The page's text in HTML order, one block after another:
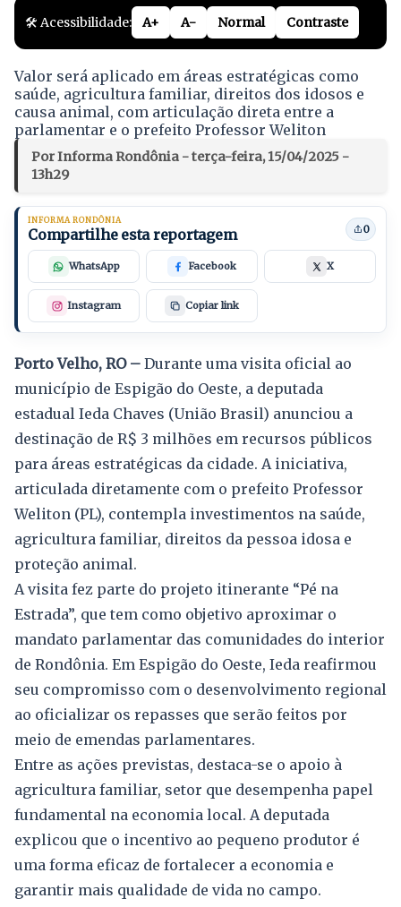
🛠️ Acessibilidade: A+ A- Normal Contraste
Valor será aplicado em áreas estratégicas como
saúde, agricultura familiar, direitos dos idosos e
causa animal, com articulação direta entre a
parlamentar e o prefeito Professor Weliton
Por Informa Rondônia - terça-feira, 15/04/2025 -
13h29
INFORMA RONDÔNIA
Compartilhe esta reportagem 0
WhatsApp Facebook X
Instagram Copiar link
Porto Velho, RO – Durante uma visita oficial ao
município de Espigão do Oeste, a deputada
estadual Ieda Chaves (União Brasil) anunciou a
destinação de R$ 3 milhões em recursos públicos
para áreas estratégicas da cidade. A iniciativa,
articulada diretamente com o prefeito Professor
Weliton (PL), contempla investimentos na saúde,
agricultura familiar, direitos da pessoa idosa e
proteção animal.
A visita fez parte do projeto itinerante “Pé na
Estrada”, que tem como objetivo aproximar o
mandato parlamentar das comunidades do interior
de Rondônia. Em Espigão do Oeste, Ieda reafirmou
seu compromisso com o desenvolvimento regional
ao oficializar os repasses que serão feitos por
meio de emendas parlamentares.
Entre as ações previstas, destaca-se o apoio à
agricultura familiar, setor que desempenha papel
fundamental na economia local. A deputada
explicou que o incentivo ao pequeno produtor é
uma forma eficaz de fortalecer a economia e
garantir mais qualidade de vida no campo.